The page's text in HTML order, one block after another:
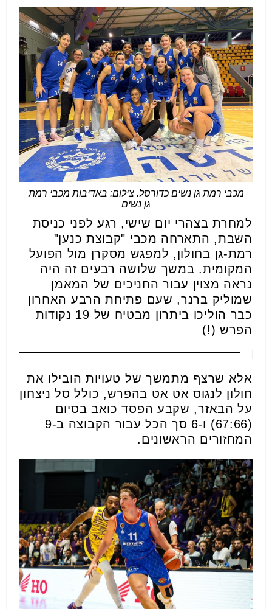
מכבי רמת גן נשים כדורסל. צילום: באדיבות מכבי רמת
גן נשים
למחרת בצהרי יום שישי, רגע לפני כניסת
השבת, התארחה מכבי "קבוצת כנען"
רמת-גן בחולון, למפגש מסקרן מול הפועל
המקומית. במשך שלושה רבעים זה היה
נראה מצוין עבור החניכים של המאמן
שמוליק ברנר, שעם פתיחת הרבע האחרון
כבר הוליכו ביתרון מבטיח של 19 נקודות
הפרש (!)
אלא שרצף מתמשך של טעויות הובילו את
חולון לנגוס אט אט בהפרש, כולל סל ניצחון
על הבאזר, שקבע הפסד כואב בסיום
(67:66) ו-6 סך הכל עבור הקבוצה ב-9
המחזורים הראשונים.